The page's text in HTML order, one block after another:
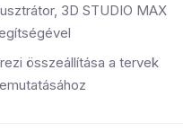
3D STUDIO MAX
összeállítása a tervek